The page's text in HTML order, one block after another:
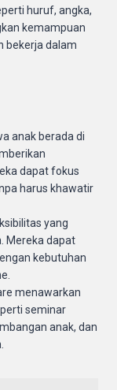
huruf, angka,
kemampuan
bekerja dalam
anak berada di
dapat fokus
harus khawatir
yang
Mereka dapat
kebutuhan
menawarkan
seminar
anak, dan